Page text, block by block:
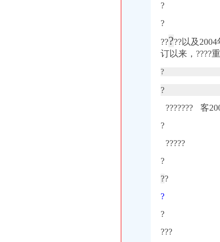
?
?
?????以及
订以来，????
?
?
??????? 客
?
?????
?
??
?
?
???